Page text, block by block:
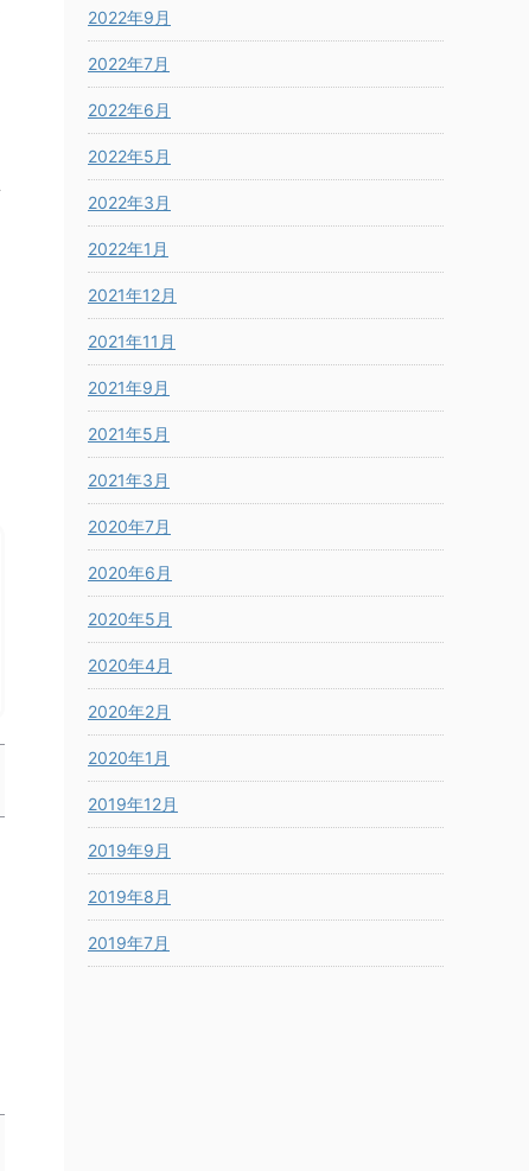
2022年9月
2022年7月
2022年6月
2022年5月
2022年3月
2022年1月
2021年12月
2021年11月
2021年9月
2021年5月
2021年3月
2020年7月
2020年6月
2020年5月
2020年4月
2020年2月
2020年1月
2019年12月
2019年9月
2019年8月
2019年7月